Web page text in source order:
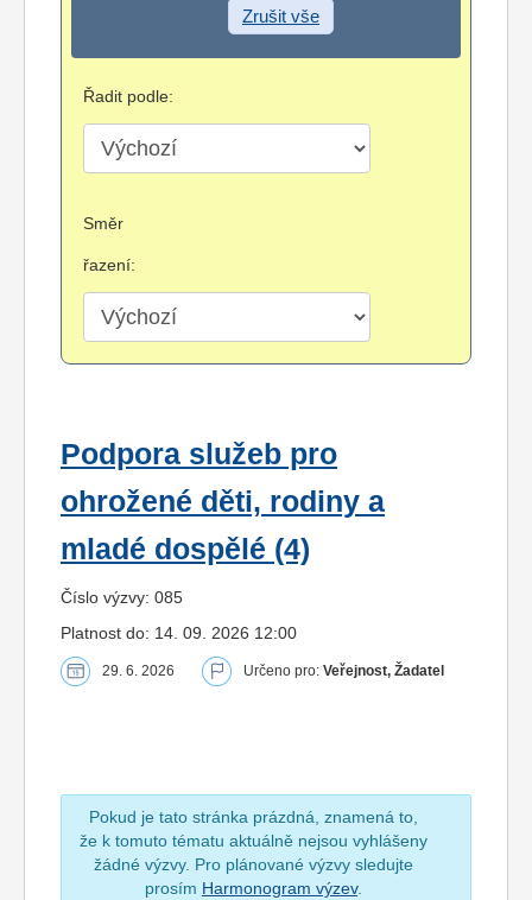
Zrušit vše
Řadit podle:
Směr
řazení:
Podpora služeb pro
ohrožené děti, rodiny a
mladé dospělé (4)
Číslo výzvy: 085
Platnost do: 14. 09. 2026 12:00
29. 6. 2026 Určeno pro: Veřejnost, Žadatel
Pokud je tato stránka prázdná, znamená to,
že k tomuto tématu aktuálně nejsou vyhlášeny
žádné výzvy. Pro plánované výzvy sledujte
prosím Harmonogram výzev.